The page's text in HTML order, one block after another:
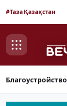
#Таза Қазақстан
Благоустройство